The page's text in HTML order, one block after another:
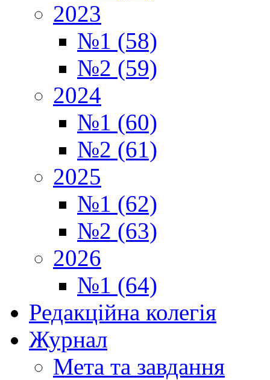
2023
№1 (58)
№2 (59)
2024
№1 (60)
№2 (61)
2025
№1 (62)
№2 (63)
2026
№1 (64)
Редакційна колегія
Журнал
Мета та завдання